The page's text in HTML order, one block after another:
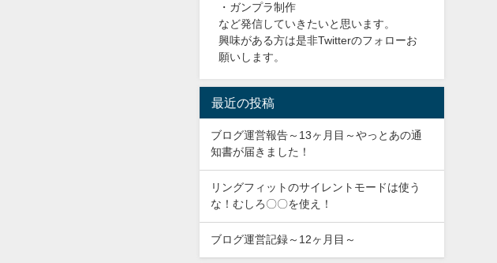
・ガンプラ制作
など発信していきたいと思います。
興味がある方は是非Twitterのフォローお
願いします。
最近の投稿
ブログ運営報告～13ヶ月目～やっとあの通
知書が届きました！
リングフィットのサイレントモードは使う
な！むしろ〇〇を使え！
ブログ運営記録～12ヶ月目～